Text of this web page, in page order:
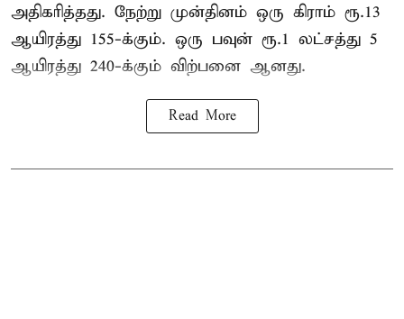
அதிகரித்தது. நேற்று முன்தினம் ஒரு கிராம் ரூ.13
ஆயிரத்து 155-க்கும். ஒரு பவுன் ரூ.1 லட்சத்து 5
ஆயிரத்து 240-க்கும் விற்பனை ஆனது.
Read More